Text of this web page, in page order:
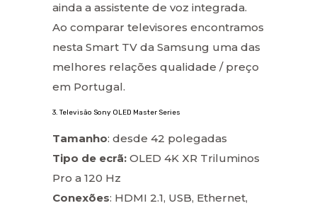
ainda a assistente de voz integrada.
Ao comparar televisores encontramos
nesta Smart TV da Samsung uma das
melhores relações qualidade / preço
em Portugal.
3. Televisão Sony OLED Master Series
Tamanho: desde 42 polegadas
Tipo de ecrã: OLED 4K XR Triluminos
Pro a 120 Hz
Conexões: HDMI 2.1, USB, Ethernet,